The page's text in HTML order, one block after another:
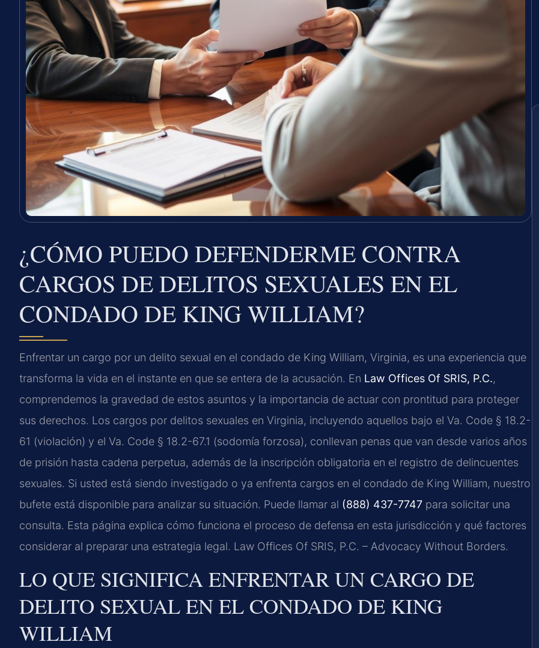
¿CÓMO PUEDO DEFENDERME CONTRA
CARGOS DE DELITOS SEXUALES EN EL
CONDADO DE KING WILLIAM?
Enfrentar un cargo por un delito sexual en el condado de King William, Virginia, es una experiencia que
transforma la vida en el instante en que se entera de la acusación. En Law Offices Of SRIS, P.C.,
comprendemos la gravedad de estos asuntos y la importancia de actuar con prontitud para proteger
sus derechos. Los cargos por delitos sexuales en Virginia, incluyendo aquellos bajo el Va. Code § 18.2-
61 (violación) y el Va. Code § 18.2-67.1 (sodomía forzosa), conllevan penas que van desde varios años
de prisión hasta cadena perpetua, además de la inscripción obligatoria en el registro de delincuentes
sexuales. Si usted está siendo investigado o ya enfrenta cargos en el condado de King William, nuestro
bufete está disponible para analizar su situación. Puede llamar al (888) 437-7747 para solicitar una
consulta. Esta página explica cómo funciona el proceso de defensa en esta jurisdicción y qué factores
considerar al preparar una estrategia legal. Law Offices Of SRIS, P.C. – Advocacy Without Borders.
LO QUE SIGNIFICA ENFRENTAR UN CARGO DE
DELITO SEXUAL EN EL CONDADO DE KING
WILLIAM